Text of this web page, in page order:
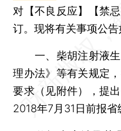
对【不良反应】【禁
订。现将有关事项公告
一、柴胡注射液生
理办法》等有关规定
要求（见附件），提
2018年7月31日前报省